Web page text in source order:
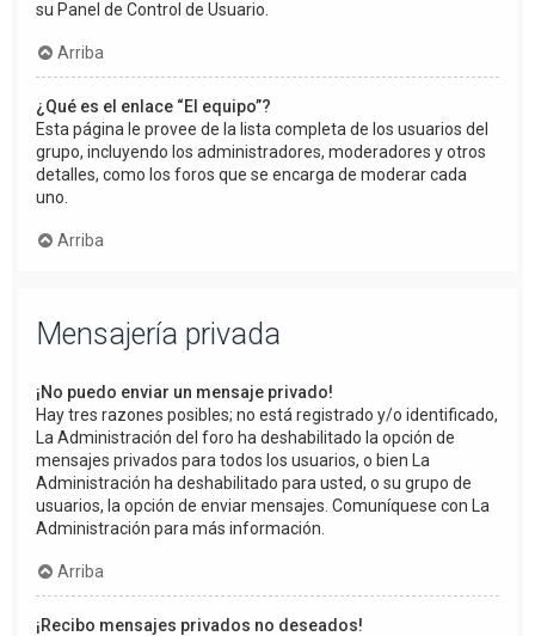
su Panel de Control de Usuario.
Arriba
¿Qué es el enlace “El equipo”?
Esta página le provee de la lista completa de los usuarios del
grupo, incluyendo los administradores, moderadores y otros
detalles, como los foros que se encarga de moderar cada
uno.
Arriba
Mensajería privada
¡No puedo enviar un mensaje privado!
Hay tres razones posibles; no está registrado y/o identificado,
La Administración del foro ha deshabilitado la opción de
mensajes privados para todos los usuarios, o bien La
Administración ha deshabilitado para usted, o su grupo de
usuarios, la opción de enviar mensajes. Comuníquese con La
Administración para más información.
Arriba
¡Recibo mensajes privados no deseados!